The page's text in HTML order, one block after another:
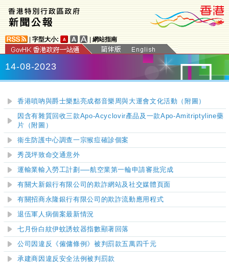
字型大小: 網站指南
14-08-2023
香港嗩吶與爵士樂點亮成都音樂周與大運會文化活動（附圖）
因含有雜質回收三款Apo-Acyclovir產品及一款Apo-Amitriptyline藥
片（附圖）
衞生防護中心調查一宗猴痘確診個案
秀茂坪致命交通意外
運輸業輸入勞工計劃 ──航空業第一輪申請審批完成
有關大新銀行有限公司的欺詐網站及社交媒體頁面
有關招商永隆銀行有限公司的欺詐流動應用程式
退伍軍人病個案最新情況
七月份白紋伊蚊誘蚊器指數顯著回落
公司因違反《僱傭條例》被判罰款五萬四千元
承建商因違反安全法例被判罰款